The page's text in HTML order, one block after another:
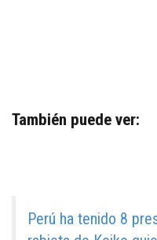
También puede ver:
Perú ha tenido 8